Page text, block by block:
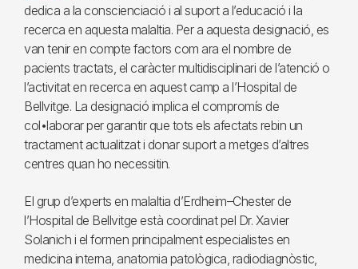
dedica a la conscienciació i al suport a l’educació i la
recerca en aquesta malaltia. Per a aquesta designació, es
van tenir en compte factors com ara el nombre de
pacients tractats, el caràcter multidisciplinari de l’atenció o
l’activitat en recerca en aquest camp a l’Hospital de
Bellvitge. La designació implica el compromís de
col•laborar per garantir que tots els afectats rebin un
tractament actualitzat i donar suport a metges d’altres
centres quan ho necessitin.
El grup d’experts en malaltia d’Erdheim–Chester de
l’Hospital de Bellvitge està coordinat pel Dr. Xavier
Solanich i el formen principalment especialistes en
medicina interna, anatomia patològica, radiodiagnòstic,